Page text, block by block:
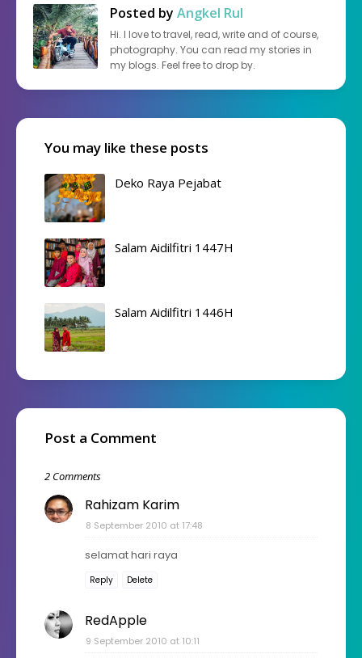
Posted by Angkel Rul
Hi. I love to travel, read, write and of course,
photography. You can read my stories in
my blogs. Feel free to drop by.
You may like these posts
Deko Raya Pejabat
Salam Aidilfitri 1447H
Salam Aidilfitri 1446H
Post a Comment
2 Comments
Rahizam Karim
8 September 2010 at 17:48
selamat hari raya
Reply Delete
RedApple
9 September 2010 at 10:11